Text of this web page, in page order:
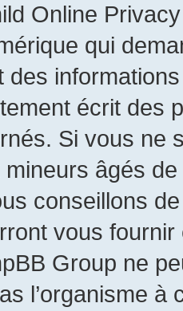
Online
qui
des
écrit des
Si vous ne
âgés
conseillons
vous
Group ne
l’organisme